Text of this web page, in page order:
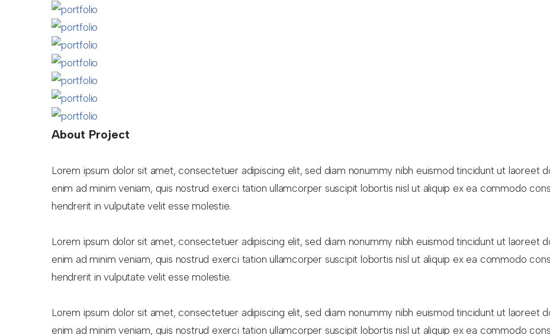
About Project
Lorem ipsum dolor sit amet, consectetuer adipiscing elit, sed diam nonummy nibh euismod tincidunt ut laoreet
enim ad minim veniam, quis nostrud exerci tation ullamcorper suscipit lobortis nisl ut aliquip ex ea commodo
hendrerit in vulputate velit esse molestie.
Lorem ipsum dolor sit amet, consectetuer adipiscing elit, sed diam nonummy nibh euismod tincidunt ut laoreet
enim ad minim veniam, quis nostrud exerci tation ullamcorper suscipit lobortis nisl ut aliquip ex ea commodo
hendrerit in vulputate velit esse molestie.
Lorem ipsum dolor sit amet, consectetuer adipiscing elit, sed diam nonummy nibh euismod tincidunt ut laoreet
enim ad minim veniam, quis nostrud exerci tation ullamcorper suscipit lobortis nisl ut aliquip ex ea commodo